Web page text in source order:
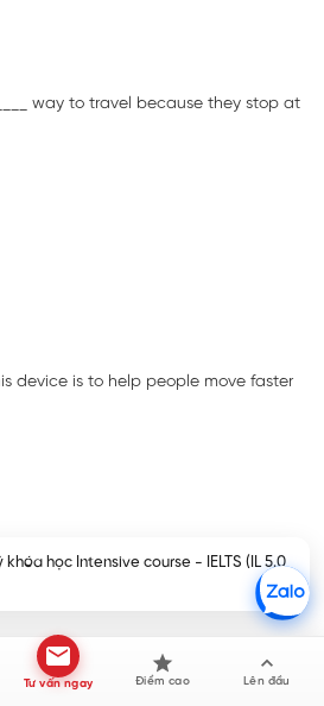
way to travel because they stop at
device is to help people move faster
_______ when electric bikes become
Tư vấn ngay Điểm cao Lên đầu
học Intensive course - IELTS (IL 5.0